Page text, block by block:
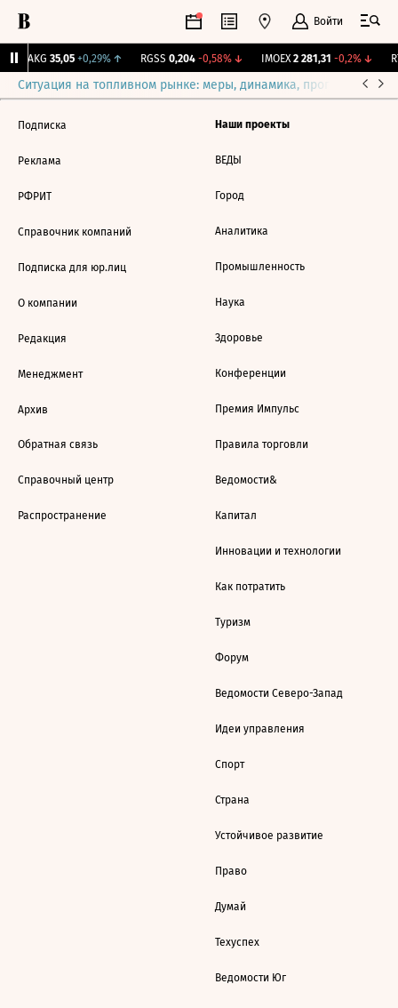
Войти
YAKG 35,05 +0,29%↑ RGSS 0,204 -0,58%↓ IMOEX 2 281,31 -0,2%↓
Ситуация на топливном рынке: меры, динамика, прогнозы
Подписка
Реклама
РФРИТ
Справочник компаний
Подписка для юр.лиц
О компании
Редакция
Менеджмент
Архив
Обратная связь
Справочный центр
Распространение
Наши проекты
ВЕДЫ
Город
Аналитика
Промышленность
Наука
Здоровье
Конференции
Премия Импульс
Правила торговли
Ведомости&
Капитал
Инновации и технологии
Как потратить
Туризм
Форум
Ведомости Северо-Запад
Идеи управления
Спорт
Страна
Устойчивое развитие
Право
Думай
Техуспех
Ведомости Юг